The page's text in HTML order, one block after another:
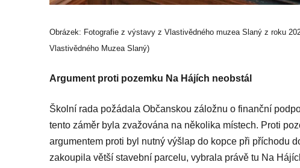
Obrázek: Fotografie z výstavy z Vlastivědného muzea Slaný z roku
Vlastivědného Muzea Slaný)
Argument proti pozemku Na Hájích neobstál
Školní rada požádala Občanskou záložnu o finanční
tento záměr byla zvažována na několika místech. Proti
argumentem proti byl nutný výšlap do kopce při příchodu
zakoupila větší stavební parcelu, vybrala právě tu Na